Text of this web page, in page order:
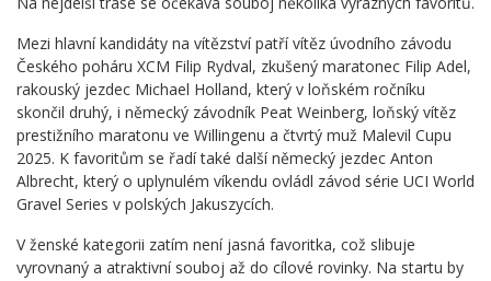
Mezi hlavní kandidáty na vítězství patří vítěz úvodního závodu
Českého poháru XCM Filip Rydval, zkušený maratonec Filip Adel,
rakouský jezdec Michael Holland, který v loňském ročníku
skončil druhý, i německý závodník Peat Weinberg, loňský vítěz
prestižního maratonu ve Willingenu a čtvrtý muž Malevil Cupu
2025. K favoritům se řadí také další německý jezdec Anton
Albrecht, který o uplynulém víkendu ovládl závod série UCI World
Gravel Series v polských Jakuszycích.
V ženské kategorii zatím není jasná favoritka, což slibuje
vyrovnaný a atraktivní souboj až do cílové rovinky. Na startu by